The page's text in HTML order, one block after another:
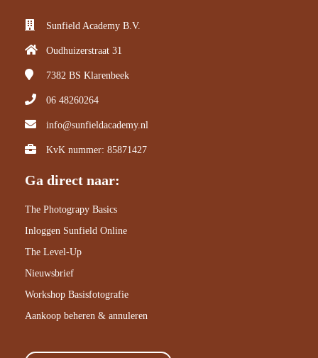
Sunfield Academy B.V.
Oudhuizerstraat 31
7382 BS Klarenbeek
06 48260264
info@sunfieldacademy.nl
KvK nummer: 85871427
Ga direct naar:
The Photograpy Basics
Inloggen Sunfield Online
The Level-Up
Nieuwsbrief
Workshop Basisfotografie
Aankoop beheren & annuleren